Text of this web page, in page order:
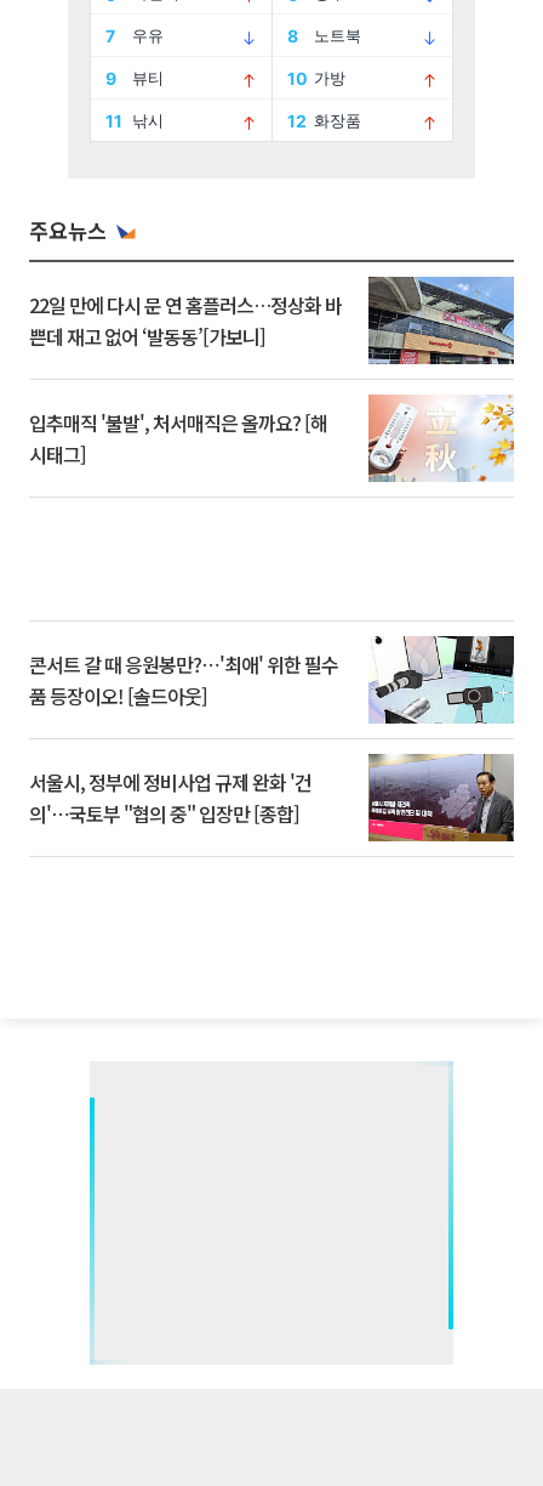
주요뉴스
22일 만에 다시 문 연 홈플러스…정상화 바
쁜데 재고 없어 ‘발동동’[가보니]
입추매직 '불발', 처서매직은 올까요? [해
시태그]
콘서트 갈 때 응원봉만?⋯'최애' 위한 필수
품 등장이오! [솔드아웃]
서울시, 정부에 정비사업 규제 완화 '건
의'⋯국토부 "협의 중" 입장만 [종합]